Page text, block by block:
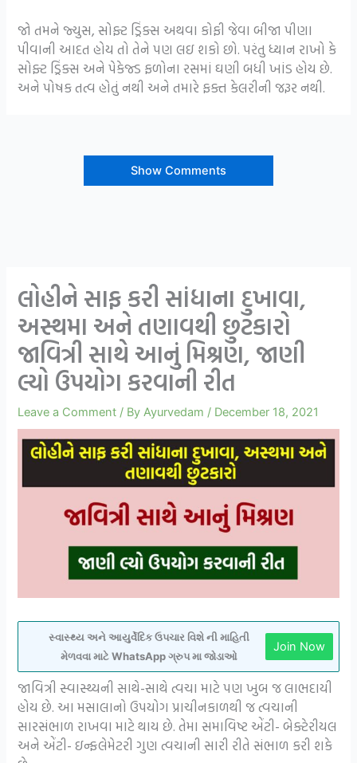
જો તમને જ્યુસ, સોફ્ટ ડ્રિંક્સ અથવા કોફી જેવા બીજા પીણા
પીવાની આદત હોય તો તેને પણ લઇ શકો છો. પરંતુ ધ્યાન રાખો કે
સોફ્ટ ડ્રિંક્સ અને પેકેજ્ડ ફળોના રસમાં ઘણી બધી ખાંડ હોય છે.
અને પોષક તત્વ હોતું નથી અને તમારે ફક્ત કેલરીની જરૂર નથી.
Show Comments
લોહીને સાફ કરી સાંધાના દુખાવા,
અસ્થમા અને તણાવથી છુટકારો
જાવિત્રી સાથે આનું મિશ્રણ, જાણી
લ્યો ઉપયોગ કરવાની રીત
Leave a Comment / ByAyurvedam / December 18, 2021
સ્વાસ્થ્ય અને આયુર્વેદિક ઉપચાર વિશે ની માહિતી
મેળવવા માટે WhatsApp ગ્રુપ મા જોડાઓ
Join Now
જાવિત્રી સ્વાસ્થ્યની સાથે-સાથે ત્વચા માટે પણ ખુબ જ લાભદાયી
હોય છે. આ મસાલાનો ઉપયોગ પ્રાચીનકાળથી જ ત્વચાની
સારસંભાળ રાખવા માટે થાય છે. તેમા સમાવિષ્ટ એંટી- બેક્ટેરીયલ
અને એંટી- ઇન્ફલેમેટરી ગુણ ત્વચાની સારી રીતે સંભાળ કરી શકે